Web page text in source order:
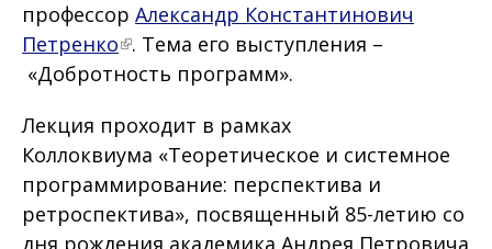
профессор Александр Константинович
Петренко . Тема его выступления –
«Добротность программ».
Лекция проходит в рамках
Коллоквиума «Теоретическое и системное
программирование: перспектива и
ретроспектива», посвященный 85-летию со
дня рождения академика Андрея Петровича